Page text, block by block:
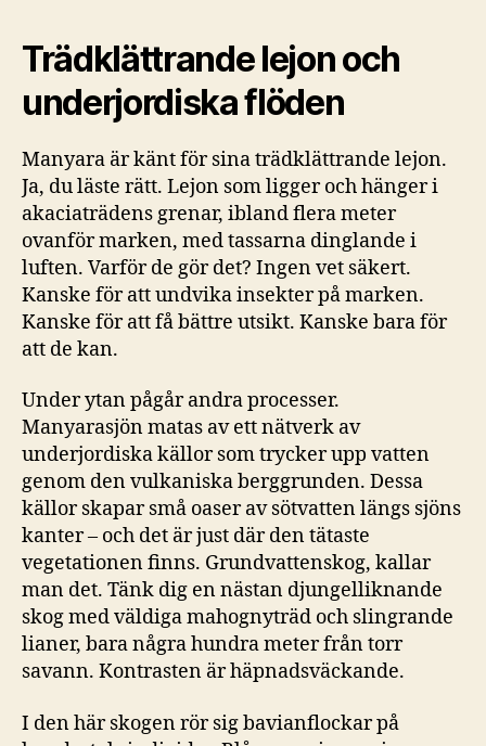
Trädklättrande lejon och
underjordiska flöden
Manyara är känt för sina trädklättrande lejon.
Ja, du läste rätt. Lejon som ligger och hänger i
akaciaträdens grenar, ibland flera meter
ovanför marken, med tassarna dinglande i
luften. Varför de gör det? Ingen vet säkert.
Kanske för att undvika insekter på marken.
Kanske för att få bättre utsikt. Kanske bara för
att de kan.
Under ytan pågår andra processer.
Manyarasjön matas av ett nätverk av
underjordiska källor som trycker upp vatten
genom den vulkaniska berggrunden. Dessa
källor skapar små oaser av sötvatten längs sjöns
kanter – och det är just där den tätaste
vegetationen finns. Grundvattenskog, kallar
man det. Tänk dig en nästan djungelliknande
skog med väldiga mahognyträd och slingrande
lianer, bara några hundra meter från torr
savann. Kontrasten är häpnadsväckande.
I den här skogen rör sig bavianflockar på